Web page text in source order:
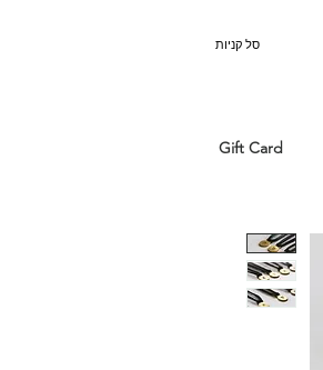
סל קניות
Gift Card